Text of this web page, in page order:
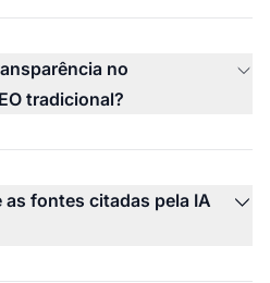
no
tradicional?
fontes citadas pela IA